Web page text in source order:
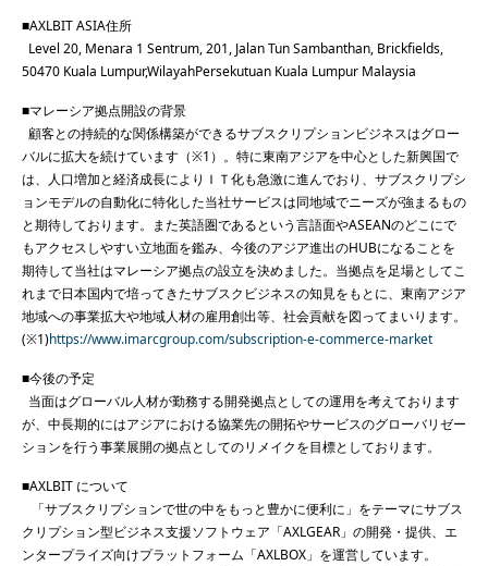
■AXLBIT ASIA住所
Level 20, Menara 1 Sentrum, 201, Jalan Tun Sambanthan, Brickfields,
50470 Kuala Lumpur,WilayahPersekutuan Kuala Lumpur Malaysia
■マレーシア拠点開設の背景
顧客との持続的な関係構築ができるサブスクリプションビジネスはグロー
バルに拡⼤を続けています（※1）。特に東南アジアを中⼼とした新興国で
は、⼈⼝増加と経済成⻑によりＩＴ化も急激に進んでおり、サブスクリプシ
ョンモデルの⾃動化に特化した当社サービスは同地域でニーズが強まるもの
と期待しております。また英語圏であるという⾔語⾯やASEANのどこにで
もアクセスしやすい⽴地⾯を鑑み、今後のアジア進出のHUBになることを
期待して当社はマレーシア拠点の設⽴を決めました。当拠点を⾜場としてこ
れまで⽇本国内で培ってきたサブスクビジネスの知⾒をもとに、東南アジア
地域への事業拡⼤や地域⼈材の雇⽤創出等、社会貢献を図ってまいります。
(※1)https://www.imarcgroup.com/subscription-e-commerce-market
■今後の予定
当⾯はグローバル⼈材が勤務する開発拠点としての運⽤を考えております
が、中⻑期的にはアジアにおける協業先の開拓やサービスのグローバリゼー
ションを⾏う事業展開の拠点としてのリメイクを⽬標としております。
■AXLBIT について
「サブスクリプションで世の中をもっと豊かに便利に」をテーマにサブス
クリプション型ビジネス⽀援ソフトウェア「AXLGEAR」の開発・提供、エ
ンタープライズ向けプラットフォーム「AXLBOX」を運営しています。